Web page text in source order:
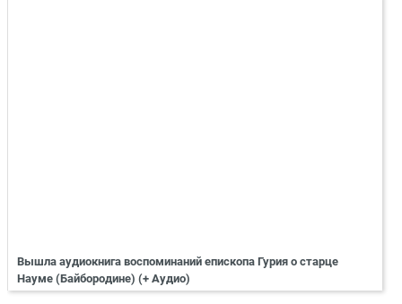
Вышла аудиокнига воспоминаний епископа Гурия о старце
Науме (Байбородине) (+ Аудио)